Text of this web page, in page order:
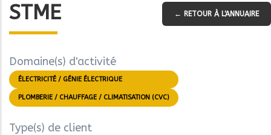
STME ← RETOUR À L'ANNUAIRE
Domaine(s) d'activité
ÉLECTRICITÉ / GÉNIE ÉLECTRIQUE
PLOMBERIE / CHAUFFAGE / CLIMATISATION (CVC)
Type(s) de client